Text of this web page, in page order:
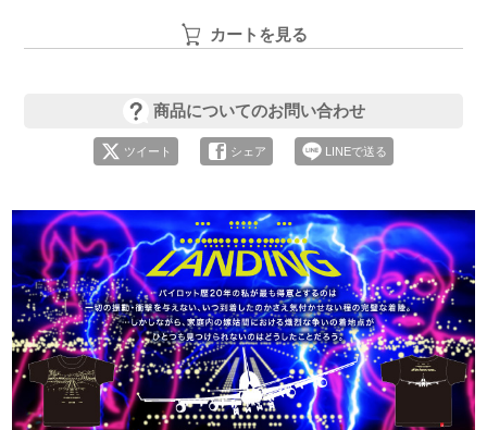
カートを見る
商品についてのお問い合わせ
ツイート シェア LINEで送る